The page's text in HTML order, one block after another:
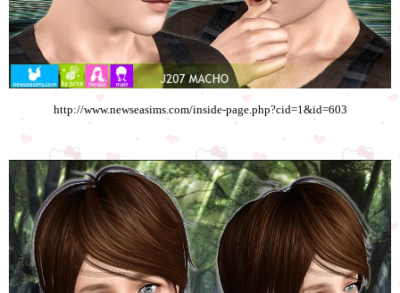
http://www.newseasims.com/inside-page.php?cid=1&id=603